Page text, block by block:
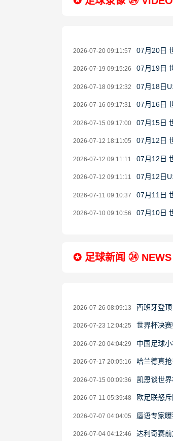
2026-07-20 09:11:57 07月20日
2026-07-19 09:15:26 07月19日
2026-07-18 09:12:32 07月18日
2026-07-16 09:17:31 07月16日
2026-07-15 09:17:00 07月15日
2026-07-12 18:11:05 07月12日
2026-07-12 09:11:11 07月12日
2026-07-12 09:11:11 07月12日
2026-07-11 09:10:37 07月11日
2026-07-10 09:10:56 07月10日
✪ 足球新闻 ㉔ NEWS
2026-07-26 08:09:13 西班牙登
2026-07-23 12:04:25 世界杯决
2026-07-20 04:04:29 中国足球
2026-07-17 20:05:16 哈兰德真
2026-07-15 00:09:36 凯恩谈世
2026-07-11 05:39:48 欧足联怒
2026-07-07 04:04:05 唇语专家
2026-07-04 04:12:46 达利奇赛